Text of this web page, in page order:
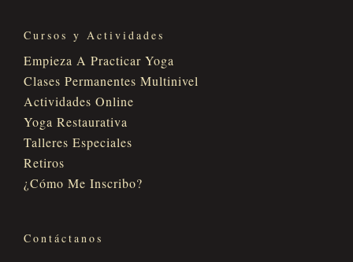
Cursos y Actividades
Empieza A Practicar Yoga
Clases Permanentes Multinivel
Actividades Online
Yoga Restaurativa
Talleres Especiales
Retiros
¿Cómo Me Inscribo?
Contáctanos